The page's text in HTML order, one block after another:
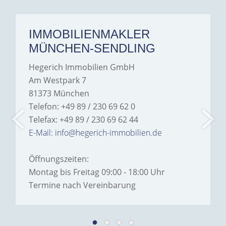
IMMOBILIENMAKLER
MÜNCHEN-SENDLING
Hegerich Immobilien GmbH
Am Westpark 7
81373 München
Telefon: +49 89 / 230 69 62 0
Telefax: +49 89 / 230 69 62 44
E-Mail: info@hegerich-immobilien.de
Öffnungszeiten:
Montag bis Freitag 09:00 - 18:00 Uhr
Termine nach Vereinbarung